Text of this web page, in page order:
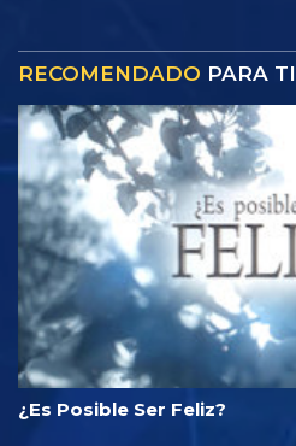
RECOMENDADO PARA TI
¿Es Posible Ser Feliz?